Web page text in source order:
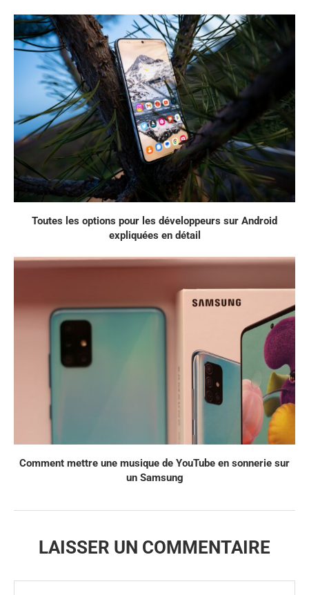
Toutes les options pour les développeurs sur Android
expliquées en détail
Comment mettre une musique de YouTube en sonnerie sur
un Samsung
LAISSER UN COMMENTAIRE